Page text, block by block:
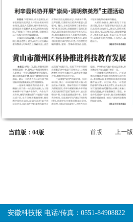
当前版：04版 首版 上一版
安徽科技报 电话/传真：0551-84908822